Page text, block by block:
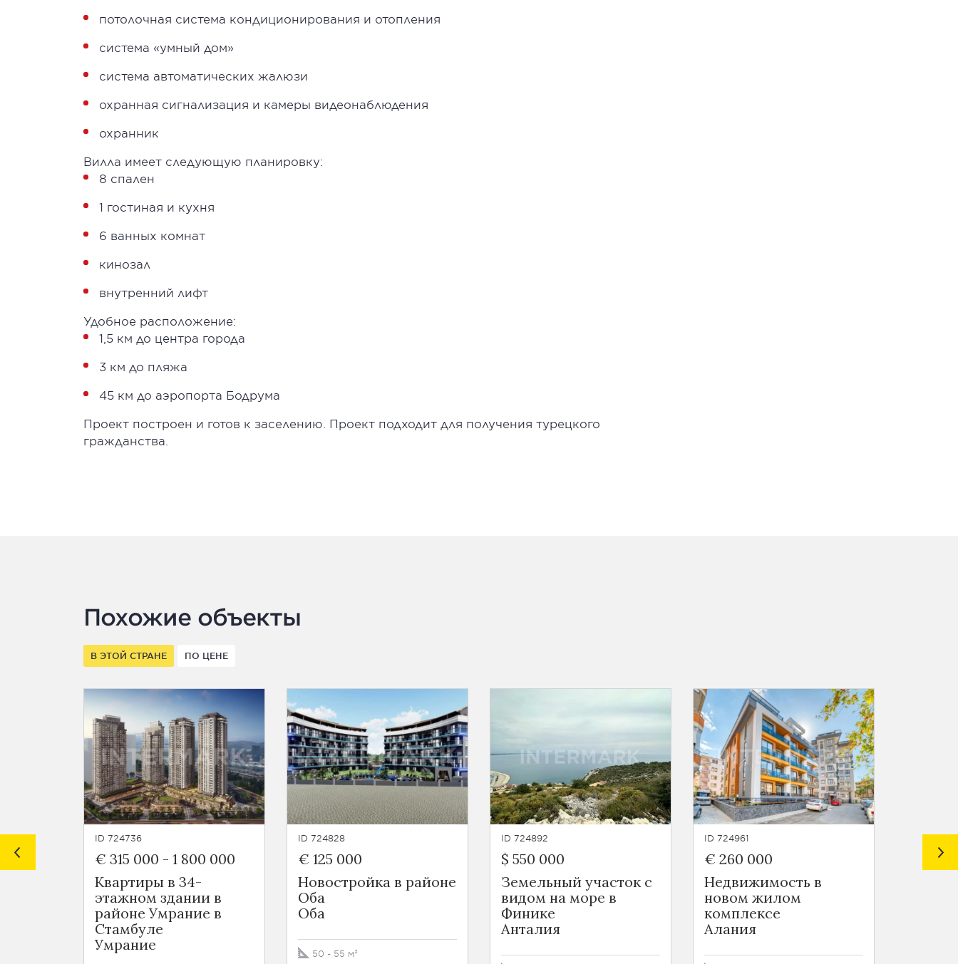
потолочная система кондиционирования и отопления
система «умный дом»
система автоматических жалюзи
охранная сигнализация и камеры видеонаблюдения
охранник
Вилла имеет следующую планировку:
8 спален
1 гостиная и кухня
6 ванных комнат
кинозал
внутренний лифт
Удобное расположение:
1,5 км до центра города
3 км до пляжа
45 км до аэропорта Бодрума
Проект построен и готов к заселению. Проект подходит для получения турецкого
гражданства.
Похожие объекты
В ЭТОЙ СТРАНЕ ПО ЦЕНЕ
ID 724736
€ 315 000 - 1 800 000
Квартиры в 34-
этажном здании в
районе Умрание в
Стамбуле
Умрание
ID 724828
€ 125 000
Новостройка в районе
Оба
Оба
50 - 55 м²
ID 724892
$ 550 000
Земельный участок с
видом на море в
Финике
Анталия
ID 724961
€ 260 000
Недвижимость в
новом жилом
комплексе
Алания
ID 724963
€ 55